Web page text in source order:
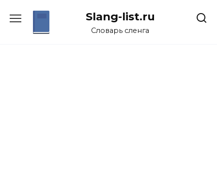
Slang-list.ru
Словарь сленга